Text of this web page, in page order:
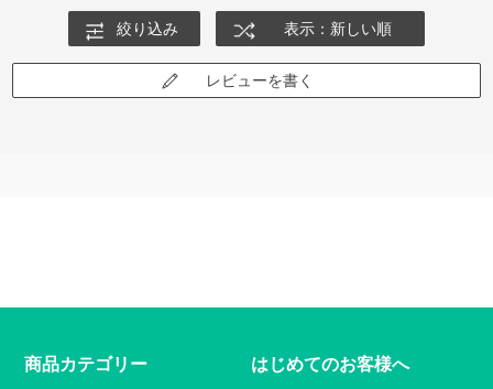
絞り込み 表示：新しい順
レビューを書く
商品カテゴリー はじめてのお客様へ